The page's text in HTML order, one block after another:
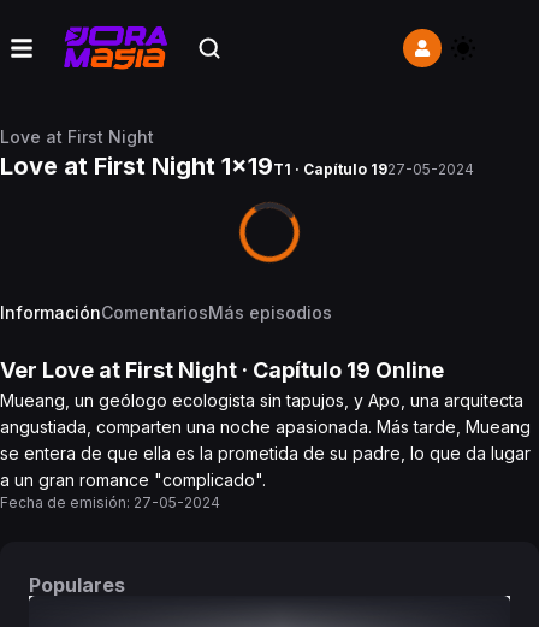
Love at First Night
Love at First Night 1x19T1 · Capítulo 1927-05-2024
InformaciónComentariosMás episodios
Ver Love at First Night · Capítulo 19 Online
Mueang, un geólogo ecologista sin tapujos, y Apo, una arquitecta
angustiada, comparten una noche apasionada. Más tarde, Mueang
se entera de que ella es la prometida de su padre, lo que da lugar
a un gran romance "complicado".
Fecha de emisión: 27-05-2024
Populares